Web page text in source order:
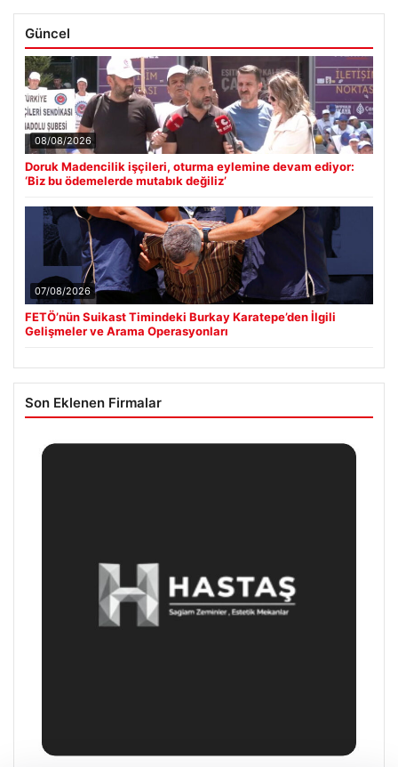
Güncel
08/08/2026
Doruk Madencilik işçileri, oturma eylemine devam ediyor:
‘Biz bu ödemelerde mutabık değiliz’
07/08/2026
FETÖ’nün Suikast Timindeki Burkay Karatepe’den İlgili
Gelişmeler ve Arama Operasyonları
Son Eklenen Firmalar